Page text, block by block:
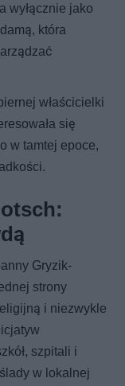
wyłącznie jako
która
właścicielki
się
w tamtej epoce,
Gryzik-
strony
i niezwykle
szpitali i
w lokalnej